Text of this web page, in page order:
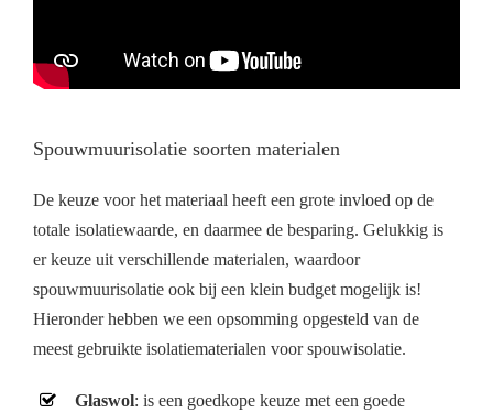
Spouwmuurisolatie soorten materialen
De keuze voor het materiaal heeft een grote invloed op de
totale isolatiewaarde, en daarmee de besparing. Gelukkig is
er keuze uit verschillende materialen, waardoor
spouwmuurisolatie ook bij een klein budget mogelijk is!
Hieronder hebben we een opsomming opgesteld van de
meest gebruikte isolatiematerialen voor spouwisolatie.
Glaswol: is een goedkope keuze met een goede